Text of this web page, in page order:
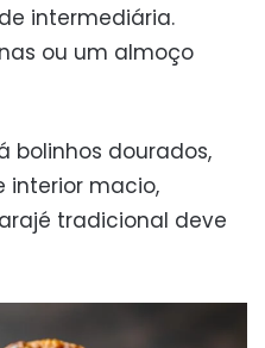
intermediária.
ou um almoço
bolinhos dourados,
macio,
tradicional deve